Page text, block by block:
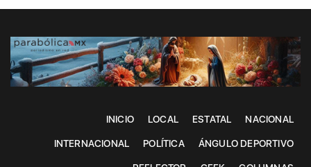
INICIO LOCAL ESTATAL NACIONAL
INTERNACIONAL POLÍTICA ÁNGULO DEPORTIVO